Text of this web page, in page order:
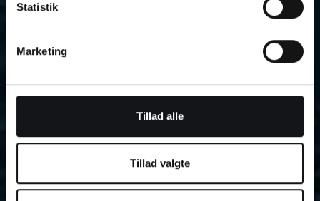
Statistik
Marketing
Tillad alle
Tillad valgte